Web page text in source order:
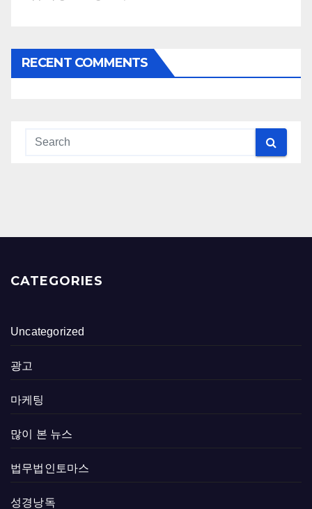
RECENT COMMENTS
CATEGORIES
Uncategorized
광고
마케팅
많이 본 뉴스
법무법인토마스
성경낭독